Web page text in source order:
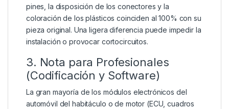
pines, la disposición de los conectores y la
coloración de los plásticos coinciden al 100% con su
pieza original. Una ligera diferencia puede impedir la
instalación o provocar cortocircuitos.
3. Nota para Profesionales
(Codificación y Software)
La gran mayoría de los módulos electrónicos del
automóvil del habitáculo o de motor (ECU, cuadros